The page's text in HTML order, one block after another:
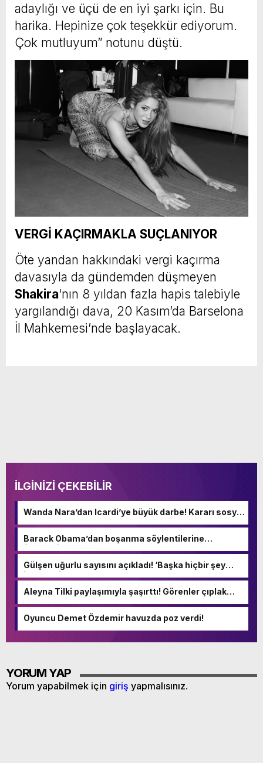
adaylığı ve üçü de en iyi şarkı için. Bu
harika. Hepinize çok teşekkür ediyorum.
Çok mutluyum” notunu düştü.
VERGİ KAÇIRMAKLA SUÇLANIYOR
Öte yandan hakkındaki vergi kaçırma
davasıyla da gündemden düşmeyen
Shakira‘nın 8 yıldan fazla hapis talebiyle
yargılandığı dava, 20 Kasım’da Barselona
İl Mahkemesi’nde başlayacak.
İLGİNİZİ ÇEKEBİLİR
Wanda Nara’dan Icardi’ye büyük darbe! Kararı sosyal
Barack Obama’dan boşanma söylentilerine
fotoğraflı yanıt
Gülşen uğurlu sayısını açıkladı! ‘Başka hiçbir şey
istemedim hayatta’
Aleyna Tilki paylaşımıyla şaşırttı! Görenler çıplak
sandı – Magazin Haberleri
Oyuncu Demet Özdemir havuzda poz verdi!
YORUM YAP
Yorum yapabilmek için giriş yapmalısınız.